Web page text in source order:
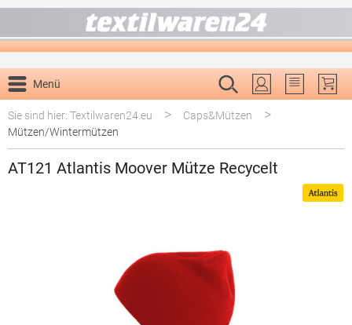
Menü
Du hast 0
Sie sind hier: Textilwaren24.eu
> Caps&Mützen >
Mützen/Wintermützen
AT121 Atlantis Moover Mütze Recycelt